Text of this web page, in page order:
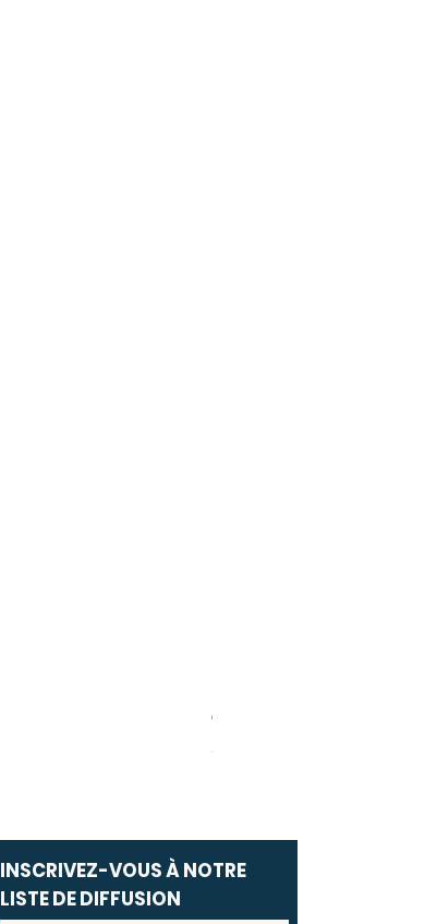
Carolina Herrera - Bad Boy
INSCRIVEZ-VOUS À NOTRE
LISTE DE DIFFUSION